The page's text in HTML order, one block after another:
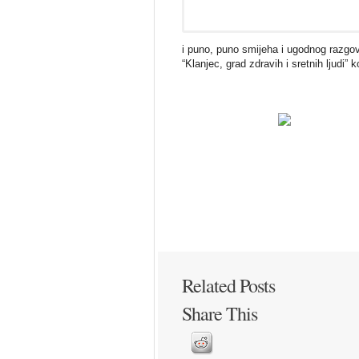
i puno, puno smijeha i ugodnog
“Klanjec, grad zdravih i sretnih ljudi”
Related Posts
Share This